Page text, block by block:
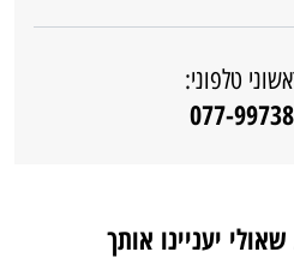
טלפוני:
יעניינו אותך